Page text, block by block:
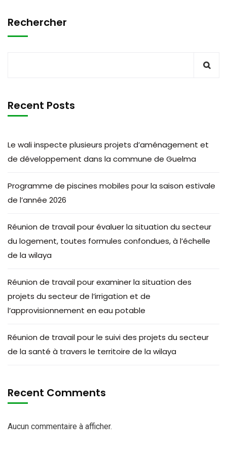
Rechercher
Recent Posts
Le wali inspecte plusieurs projets d’aménagement et
de développement dans la commune de Guelma
Programme de piscines mobiles pour la saison estivale
de l’année 2026
Réunion de travail pour évaluer la situation du secteur
du logement, toutes formules confondues, à l’échelle
de la wilaya
Réunion de travail pour examiner la situation des
projets du secteur de l’irrigation et de
l’approvisionnement en eau potable
Réunion de travail pour le suivi des projets du secteur
de la santé à travers le territoire de la wilaya
Recent Comments
Aucun commentaire à afficher.